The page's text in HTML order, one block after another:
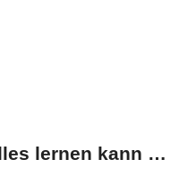
lernen kann …